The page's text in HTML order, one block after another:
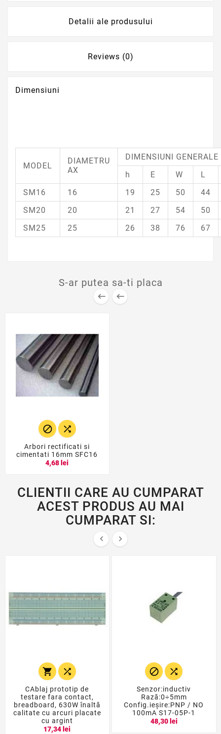
Detalii ale produsului
Reviews (0)
Dimensiuni
MODEL
DIAMETRU
AX
DIMENSIUNI GENERALE
h
E W
L
SM16
16 19 25 50
44
SM20
20 21 27 54
50
SM25
25 26 38 76 67
S-ar putea sa-ti placa
 
 
Arbori rectificati si
cimentati 16mm SFC16
4,68 lei
CLIENTII CARE AU CUMPARAT
ACEST PRODUS AU MAI
CUMPARAT SI:
 
 
CAblaj prototip de
testare fara contact,
breadboard, 630W înaltă
calitate cu arcuri placate
cu argint
17,34 lei
 
Senzor:inductiv
Rază:0÷5mm
Config.ieşire:PNP / NO
100mA S17-05P-1
48,30 lei